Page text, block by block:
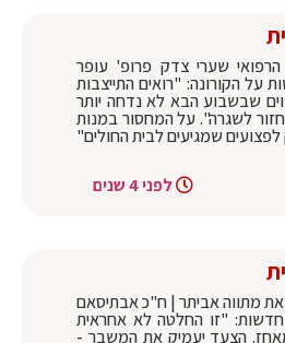
שערי צדק פרופ' עופר
על הקורונה: "רואים התייצבות
שבשבוע הבא לא נדחה יותר
לשגרה". על המחסור במנות
שמגיעים לבית החולים"
לפני 4 שנים
מתווה אביתר | ח"כ אבתיסאם
"זו החלטה לא אחראית
הצעד יעמיק את המשבר -